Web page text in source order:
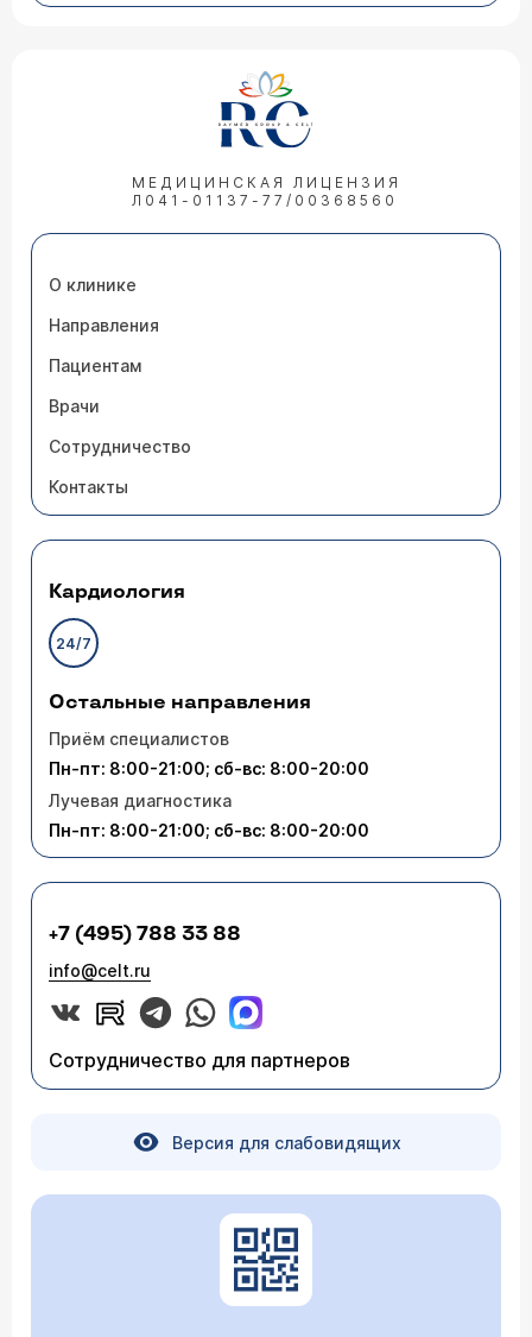
МЕДИЦИНСКАЯ ЛИЦЕНЗИЯ
Л041-01137-77/00368560
О клинике
Направления
Пациентам
Врачи
Сотрудничество
Контакты
Кардиология
24/7
Остальные направления
Приём специалистов
Пн-пт: 8:00-21:00; сб-вс: 8:00-20:00
Лучевая диагностика
Пн-пт: 8:00-21:00; сб-вс: 8:00-20:00
+7 (495) 788 33 88
info@celt.ru
Сотрудничество для партнеров
Версия для слабовидящих